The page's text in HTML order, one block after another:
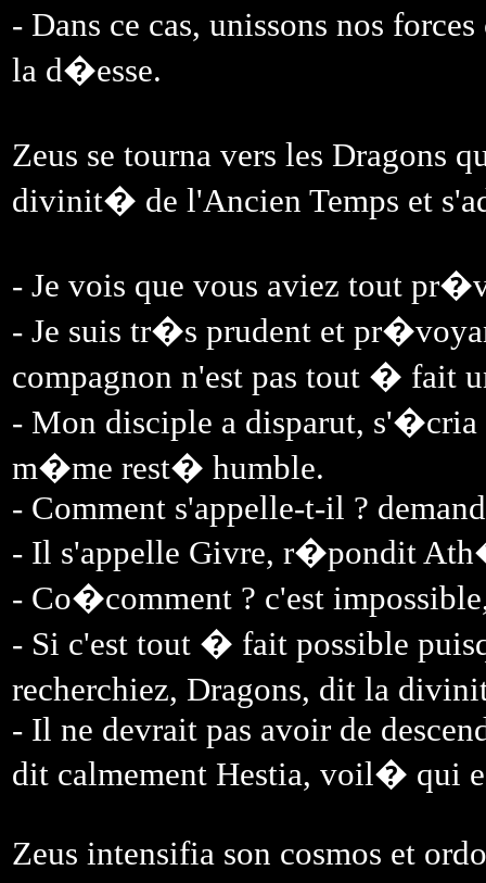
- Dans ce cas, unissons nos
la d�esse.
Zeus se tourna vers les
divinit� de l'Ancien Temps et
- Je vois que vous aviez tout
- Je suis tr�s prudent et
compagnon n'est pas tout � fait
- Mon disciple a disparut,
m�me rest� humble.
- Comment s'appelle-t-il ?
- Il s'appelle Givre, r�pondit
- Co�comment ? c'est
- Si c'est tout � fait possible
recherchiez, Dragons, dit la
- Il ne devrait pas avoir de
dit calmement Hestia, voil� qui
Zeus intensifia son cosmos et